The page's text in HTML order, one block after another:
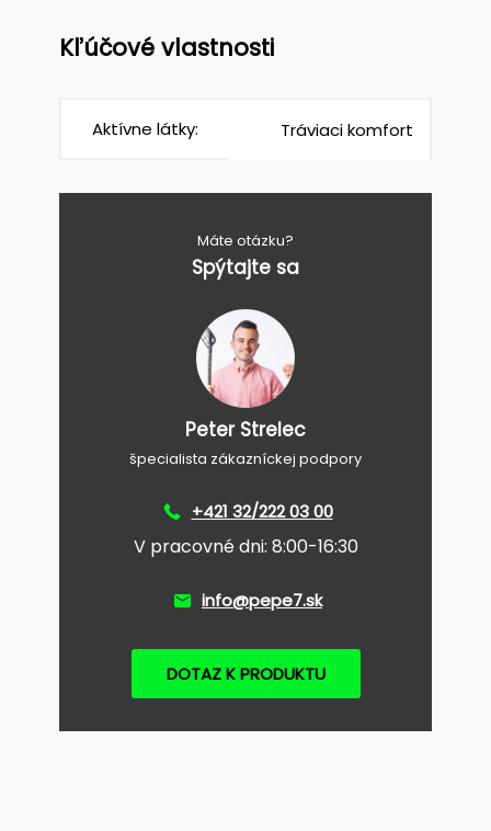
Kľúčové vlastnosti
Aktívne látky: Tráviaci komfort
Máte otázku?
Spýtajte sa
Peter Strelec
špecialista zákazníckej podpory
+421 32/222 03 00
V pracovné dni: 8:00-16:30
info@pepe7.sk
DOTAZ K PRODUKTU